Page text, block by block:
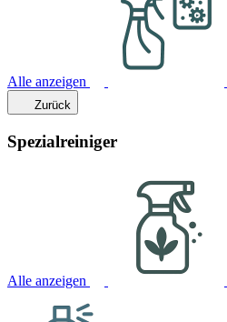
Alle anzeigen
Zurück
Spezialreiniger
Alle anzeigen